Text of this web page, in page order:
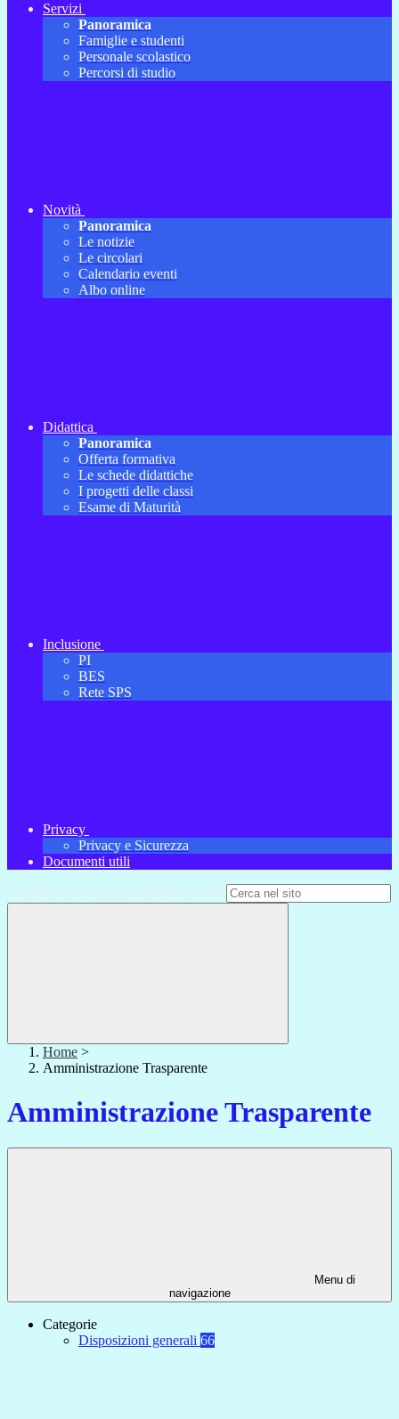
Servizi
Panoramica
Famiglie e studenti
Personale scolastico
Percorsi di studio
Novità
Panoramica
Le notizie
Le circolari
Calendario eventi
Albo online
Didattica
Panoramica
Offerta formativa
Le schede didattiche
I progetti delle classi
Esame di Maturità
Inclusione
PI
BES
Rete SPS
Privacy
Privacy e Sicurezza
Documenti utili
Campo di ricerca per le pagine del sito
Home >
Amministrazione Trasparente
Amministrazione Trasparente
Menu di
navigazione
Categorie
Disposizioni generali 66